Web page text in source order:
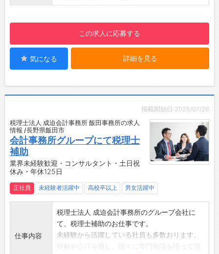
【業界未経験者歓迎♪】
します。
【転勤について】
・転勤は「なし」としていますが、各事業所へ
※ご本人の事情等、考慮します
・研修制度：集合研修、OJT、外部研修への参
加等あります。
この求人に応募する
気になる 詳細を見る
掲載開始日:2026/07/26
税理士法人 成迫会計事務所 飯田事務所の求人
情報 /長野県飯田市
会計事務所グループにて税理士
補助
業界未経験歓迎・コンサルタント・土日祝
休み・年休125日
正社員 未経験者活躍中 高校卒以上 男女活躍中
仕事内容
税理士法人 成迫会計事務所のグループ会社に
て、税理士補助のお仕事です。
未経験から活躍している社員も多数おります。